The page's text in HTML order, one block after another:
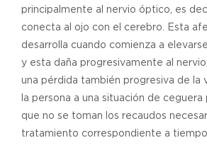
principalmente al nervio óptico, es
conecta al ojo con el cerebro. Esta
desarrolla cuando comienza a
y esta daña progresivamente al
una pérdida también progresiva de la
la persona a una situación de
que no se toman los recaudos
tratamiento correspondiente a